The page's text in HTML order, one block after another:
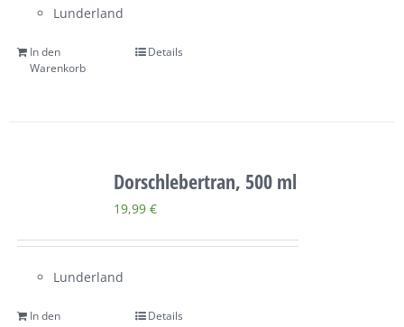
Lunderland
In den
Warenkorb
Details
Dorschlebertran, 500 ml
19,99 €
Lunderland
In den
Details